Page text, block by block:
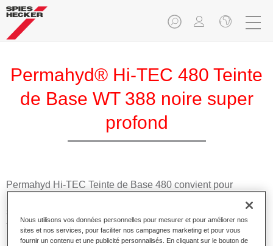
Permahyd® Hi-TEC 480 Teinte
de Base WT 388 noire super
profond
Permahyd Hi-TEC Teinte de Base 480 convient pour
système de base mate hydrodiluable innovant. Le système à
faire les teintes inclut toutes les teintes opaques et à effet
nécessaires pour la réparation carrosserie de haute qualité
Nous utilisons vos données personnelles pour mesurer et pour améliorer nos
sites et nos services, pour faciliter nos campagnes marketing et pour vous
fournir un contenu et une publicité personnalisés. En cliquant sur le bouton de